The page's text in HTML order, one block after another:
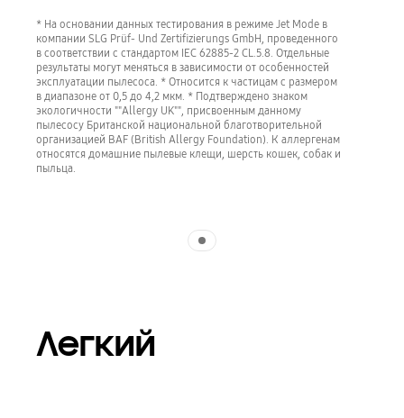
* На основании данных тестирования в режиме Jet Mode в
компании SLG Prüf- Und Zertifizierungs GmbH, проведенного
в соответствии с стандартом IEC 62885-2 CL.5.8. Отдельные
результаты могут меняться в зависимости от особенностей
эксплуатации пылесоса. * Относится к частицам с размером
в диапазоне от 0,5 до 4,2 мкм. * Подтверждено знаком
экологичности ""Allergy UK"", присвоенным данному
пылесосу Британской национальной благотворительной
организацией BAF (British Allergy Foundation). К аллергенам
относятся домашние пылевые клещи, шерсть кошек, собак и
пыльца.
Легкий